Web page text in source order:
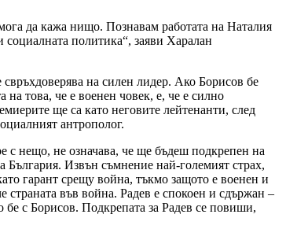
да кажа нищо. Познавам работата на Наталия
политика“, заяви Харалан
на силен лидер. Ако Борисов бе
на това, че е военен човек, е, че е силно
ще са като неговите лейтенанти, след
антрополог.
с нещо, не означава, че ще бъдеш подкрепен на
България. Извън съмнение най-големият страх,
гарант срещу война, тъкмо защото е военен и
страната във война. Радев е спокоен и сдържан –
бе с Борисов. Подкрепата за Радев се повиши,